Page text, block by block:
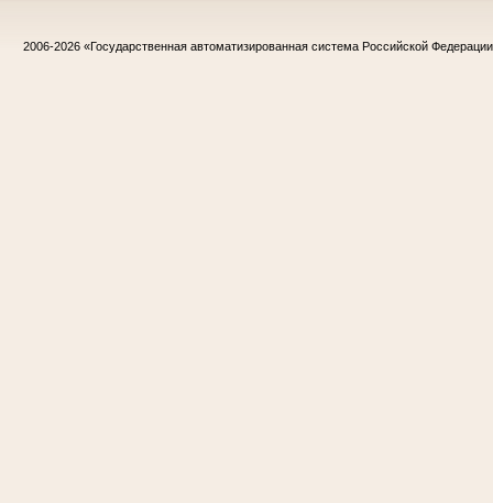
2006-2026 «Государственная автоматизированная система Российской